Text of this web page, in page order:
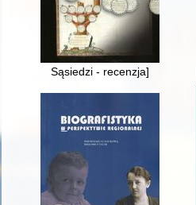
Sąsiedzi - recenzja]